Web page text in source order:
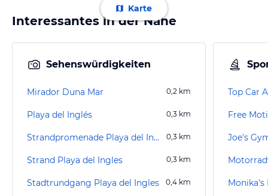
Karte
Interessantes in der Nähe
Sehenswürdigkeiten
Mirador Duna Mar 0,2 km
Playa del Inglés 0,3 km
Strandpromenade Playa del Inglés 0,3 km
Strand Playa del Ingles 0,3 km
Stadtrundgang Playa del Ingles 0,4 km
Top Car
Free
Joe's
Monika's